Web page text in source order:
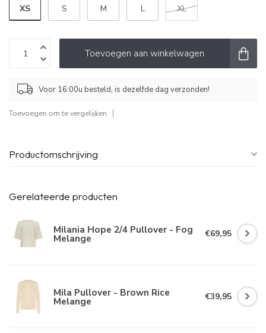
XS S M L XL
Toevoegen aan winkelwagen
Voor 16:00u besteld, is dezelfde dag verzonden!
Toevoegen om te vergelijken
Productomschrijving
Gerelateerde producten
Milania Hope 2/4 Pullover - Fog
Melange €69,95
Mila Pullover - Brown Rice
Melange €39,95